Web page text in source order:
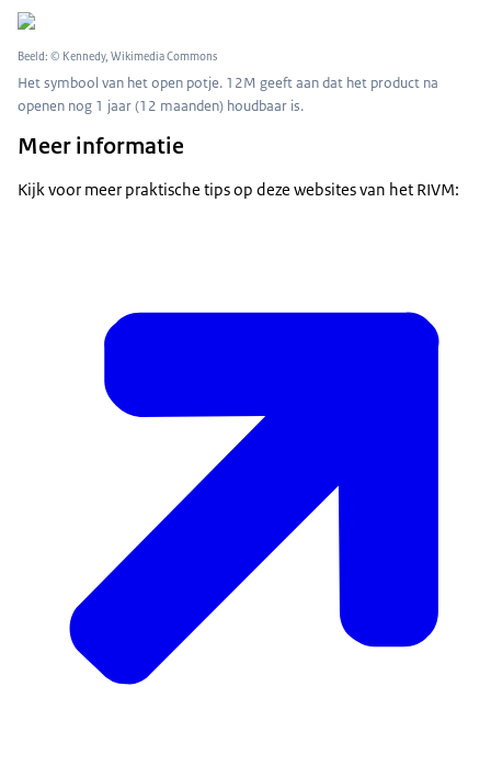
Beeld: © Kennedy, Wikimedia Commons
Het symbool van het open potje. 12M geeft aan dat het product na
openen nog 1 jaar (12 maanden) houdbaar is.
Meer informatie
Kijk voor meer praktische tips op deze websites van het RIVM: